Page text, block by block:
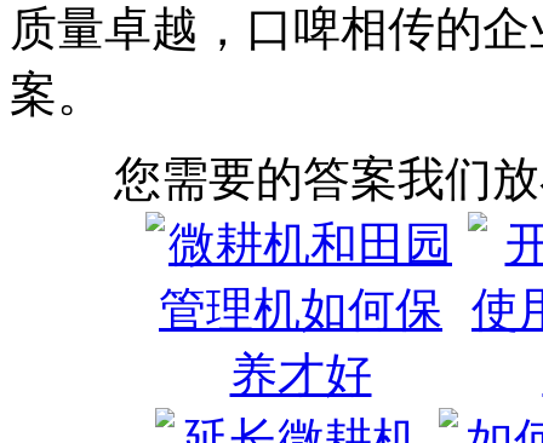
质量卓越，口啤相传的
案。
您需要的答案我们